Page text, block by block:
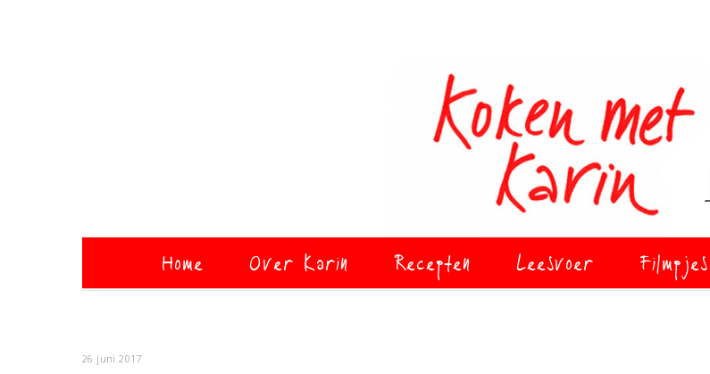
Home Over Karin Recepten Leesvoer Filmpjes
26 juni 2017